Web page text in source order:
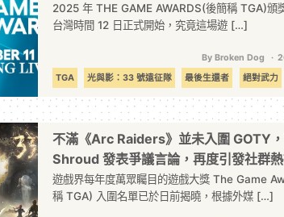
與多座獎項
2025 年 THE GAME AWARDS(後簡稱 TGA)頒
台灣時間 12 日正式開始，究竟這場遊 […]
By Broken Dog
TGA
光與影：33 號遠征隊 最後生還者 絕對武力
英雄聯盟 賽馬娘Pretty Derby 電競
不滿《Arc Raiders》並未入圍 GOTY
Shroud 發表爭議言論，再度引發社群
遊戲界每年度萬眾矚目的遊戲大獎 The Game
稱 TGA) 入圍名單已於日前揭曉，根據外媒 […]